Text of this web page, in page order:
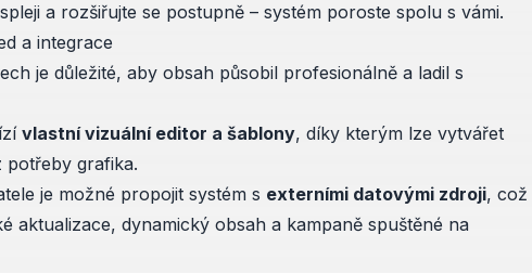
a rozšiřujte se postupně – systém poroste spolu s vámi.
a integrace
je důležité, aby obsah působil profesionálně a ladil s
vlastní vizuální editor a šablony, díky kterým lze vytvářet
potřeby grafika.
je možné propojit systém s externími datovými zdroji, což
aktualizace, dynamický obsah a kampaně spuštěné na